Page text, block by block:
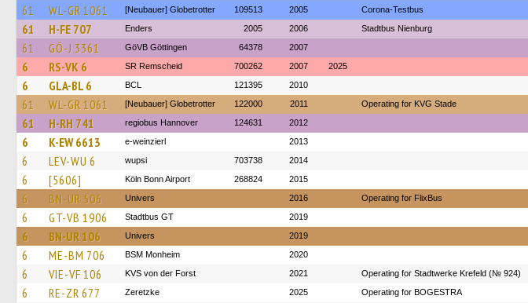
61 WL-GR 1061 [Neubauer] Globetrotter 109513 2005 Corona-Testbus
61 H-FE 707 Enders 2005 2006 Stadtbus Nienburg
61 GÖ-J 3361 GöVB Göttingen 64378 2007
6 RS-VK 6 SR Remscheid 700262 2007 2025
6 GLA-BL 6 BCL 121395 2010
61 WL-GR 1061 [Neubauer] Globetrotter 122000 2011 Operating for KVG Stade
61 H-RH 741 regiobus Hannover 124631 2012
6 K-EW 6613 e-weinzierl 2013
6 LEV-WU 6 wupsi 703738 2014
6 [5606] Köln Bonn Airport 268824 2015
6 BN-UR 506 Univers 2016 Operating for FlixBus
6 GT-VB 1906 Stadtbus GT 2019
6 BN-UR 106 Univers 2019
6 ME-BM 706 BSM Monheim 2020
6 VIE-VF 106 KVS von der Forst 2021 Operating for Stadtwerke Krefeld (№ 924)
6 RE-ZR 677 Zeretzke 2025 Operating for BOGESTRA